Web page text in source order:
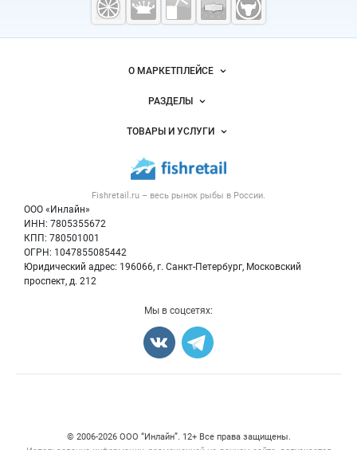
рыба,
морепродукты
Важные разделы и контакты
Fishretail.ru – весь рынок рыбы в России.
ООО «Инлайн»
ИНН: 7805355672
КПП: 780501001
ОГРН: 1047855085442
Юридический адрес: 196066, г. Санкт-Петербург, Московский
проспект, д. 212
Навигация по сайтуО МАРКЕТПЛЕЙСЕ
Новости Fishretail.ru
Размещение рекламы
Публичная оферта
Контактная информация
Политика обработки персональных данных
РАЗДЕЛЫ
Объявления
Новости рынка
Блог
ТОВАРЫ И УСЛУГИ
Рыба
Икра
Мы в соцсетях:
© 2006‑2026 ООО “Инлайн”. 12+ Все права защищены.